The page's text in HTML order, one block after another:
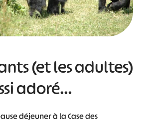
(et les adultes)
adoré…
déjeuner à la Case des